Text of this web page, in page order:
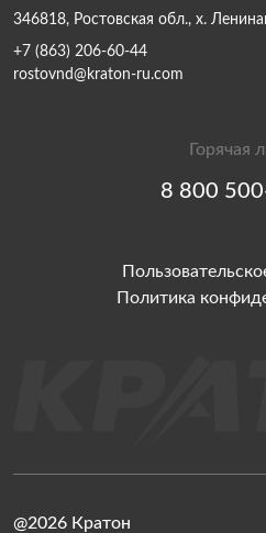
346818, Ростовская обл., х.
+7 (863) 206-60-44
rostovnd@kraton-ru.com
Горячая
8 800
Политика
@2026 Кратон